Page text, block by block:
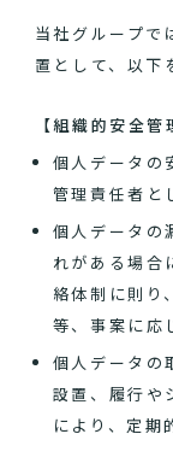
当社グループで
置として、以下
【組織的安全管
個人データの
管理責任者と
個人データの
れがある場合
絡体制に則り
等、事案に応
個人データの
設置、履行や
により、定期